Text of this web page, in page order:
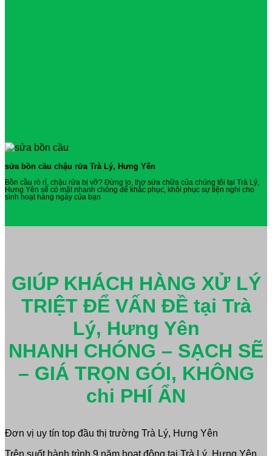
sửa bồn cầu chậu rửa Trà Lý, Hưng Yên
Bồn cầu rò rỉ, chậu rửa bị vỡ? Đừng lo, thợ sửa chữa của chúng tôi tại Trà Lý,
Hưng Yên sẽ có mặt nhanh chóng để khắc phục, khôi phục sự tiện nghi cho
sinh hoạt hàng ngày của bạn
GIÚP KHÁCH HÀNG XỬ LÝ
TRIỆT ĐỂ VẤN ĐỀ tại Trà
Lý, Hưng Yên
NHANH CHÓNG – SẠCH SẼ
– GIÁ TRỌN GÓI, KHÔNG
chi PHÍ ẨN
Đơn vị uy tín top đầu thị trường Trà Lý, Hưng Yên